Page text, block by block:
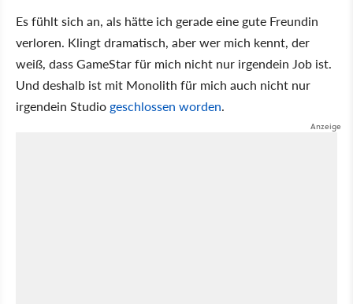
Es fühlt sich an, als hätte ich gerade eine gute Freundin
verloren. Klingt dramatisch, aber wer mich kennt, der
weiß, dass GameStar für mich nicht nur irgendein Job ist.
Und deshalb ist mit Monolith für mich auch nicht nur
irgendein Studio geschlossen worden.